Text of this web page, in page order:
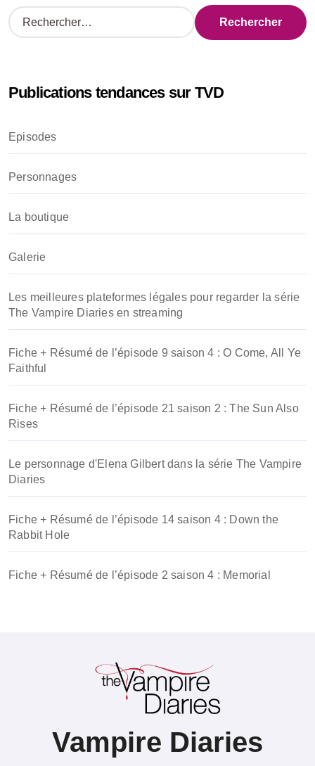
R
e
r
e
r
:
Publications tendances sur TVD
Episodes
Personnages
La boutique
Galerie
Les meilleures plateformes légales pour regarder la série
The Vampire Diaries en streaming
Fiche + Résumé de l’épisode 9 saison 4 : O Come, All Ye
Faithful
Fiche + Résumé de l’épisode 21 saison 2 : The Sun Also
Rises
Le personnage d'Elena Gilbert dans la série The Vampire
Diaries
Fiche + Résumé de l’épisode 14 saison 4 : Down the
Rabbit Hole
Fiche + Résumé de l’épisode 2 saison 4 : Memorial
Vampire Diaries